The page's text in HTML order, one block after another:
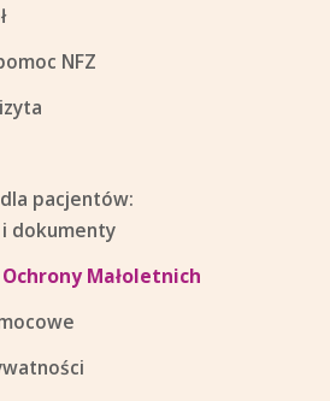
NFZ
pacjentów:
dokumenty
Małoletnich